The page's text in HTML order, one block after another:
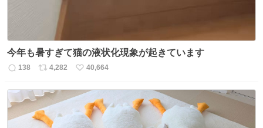
今年も暑すぎて猫の液状化現象が起きています
返
138
リ
ス
ト
数
4,282
い
ね
数
40,664